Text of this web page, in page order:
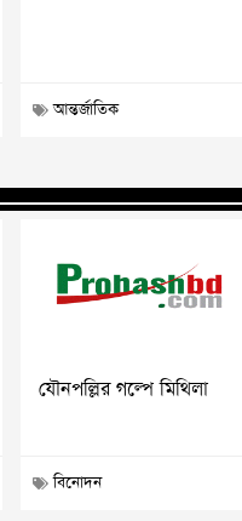
আন্তর্জাতিক
যৌনপল্লির গল্পে মিথিলা
বিনোদন